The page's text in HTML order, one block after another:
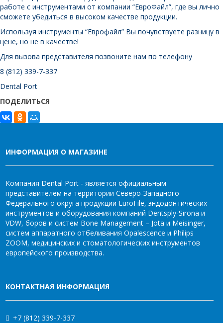
работе с инструментами от компании “ЕвроФайл”, где вы лично
сможете убедиться в высоком качестве продукции.
Используя инструменты “Еврофайл” Вы почувствуете разницу в
цене, но не в качестве!
Для вызова представителя позвоните нам по телефону
8 (812) 339-7-337
Dental Port
ПОДЕЛИТЬСЯ
ИНФОРМАЦИЯ О МАГАЗИНЕ
Компания Dental Port - является официальным
представителем на территории Северо-Западного
Федерального округа продукции EuroFile, эндодонтических
инструментов и оборудования компаний Dentsply-Sirona и
VDW, боров и систем Bone Management – Jota и Meisinger,
систем аппаратного отбеливания Opalescence и Philips
ZOOM, медицинских и стоматологических инструментов
европейского производства.
КОНТАКТНАЯ ИНФОРМАЦИЯ
+7 (812) 339-7-337